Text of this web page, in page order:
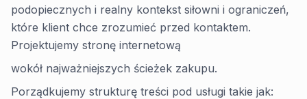
podopiecznych i realny kontekst siłowni i ograniczeń,
które klient chce zrozumieć przed kontaktem.
Projektujemy stronę internetową
wokół najważniejszych ścieżek zakupu.
Porządkujemy strukturę treści pod usługi takie jak: